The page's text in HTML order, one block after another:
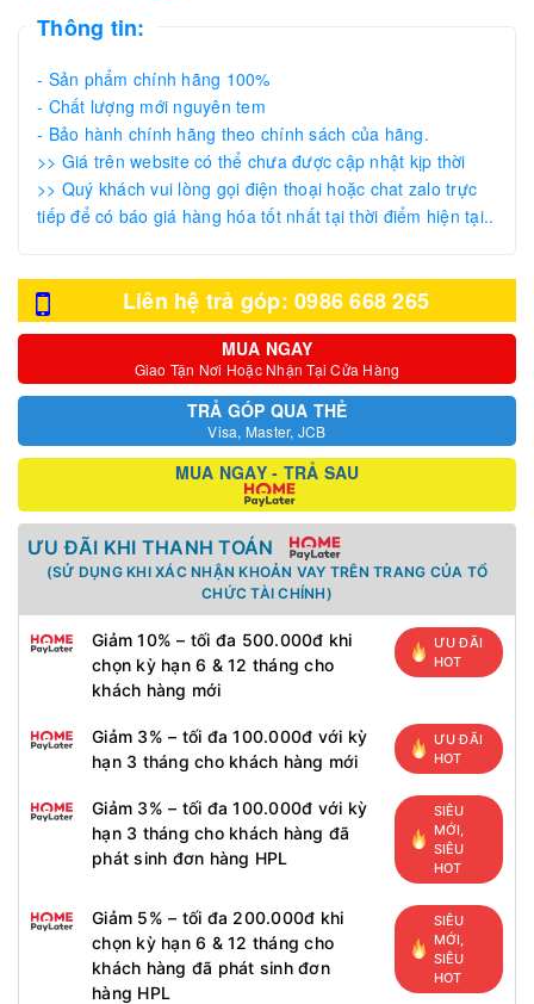
Thông tin:
- Sản phẩm chính hãng 100%
- Chất lượng mới nguyên tem
- Bảo hành chính hãng theo chính sách của hãng.
>> Giá trên website có thể chưa được cập nhật kịp thời
>> Quý khách vui lòng gọi điện thoại hoặc chat zalo trực
tiếp để có báo giá hàng hóa tốt nhất tại thời điểm hiện tại..
Liên hệ trả góp: 0986 668 265
MUA NGAY
Giao Tận Nơi Hoặc Nhận Tại Cửa Hàng
TRẢ GÓP QUA THẺ
Visa, Master, JCB
MUA NGAY - TRẢ SAU
ƯU ĐÃI KHI THANH TOÁN
(SỬ DỤNG KHI XÁC NHẬN KHOẢN VAY TRÊN TRANG CỦA TỔ
CHỨC TÀI CHÍNH)
Giảm 10% – tối đa 500.000đ khi
chọn kỳ hạn 6 & 12 tháng cho
khách hàng mới
ƯU ĐÃI
HOT
Giảm 3% – tối đa 100.000đ với kỳ
hạn 3 tháng cho khách hàng mới
ƯU ĐÃI
HOT
Giảm 3% – tối đa 100.000đ với kỳ
hạn 3 tháng cho khách hàng đã
phát sinh đơn hàng HPL
SIÊU
MỚI,
SIÊU
HOT
Giảm 5% – tối đa 200.000đ khi
chọn kỳ hạn 6 & 12 tháng cho
khách hàng đã phát sinh đơn
hàng HPL
SIÊU
MỚI,
SIÊU
HOT